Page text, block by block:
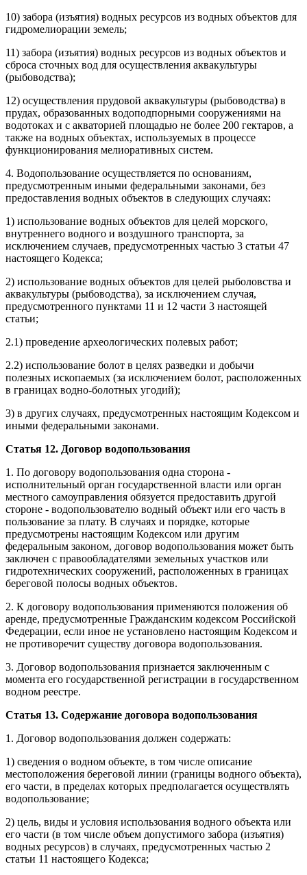
10) забора (изъятия) водных ресурсов из водных объектов для
гидромелиорации земель;
11) забора (изъятия) водных ресурсов из водных объектов и
сброса сточных вод для осуществления аквакультуры
(рыбоводства);
12) осуществления прудовой аквакультуры (рыбоводства) в
прудах, образованных водоподпорными сооружениями на
водотоках и с акваторией площадью не более 200 гектаров, а
также на водных объектах, используемых в процессе
функционирования мелиоративных систем.
4. Водопользование осуществляется по основаниям,
предусмотренным иными федеральными законами, без
предоставления водных объектов в следующих случаях:
1) использование водных объектов для целей морского,
внутреннего водного и воздушного транспорта, за
исключением случаев, предусмотренных частью 3 статьи 47
настоящего Кодекса;
2) использование водных объектов для целей рыболовства и
аквакультуры (рыбоводства), за исключением случая,
предусмотренного пунктами 11 и 12 части 3 настоящей
статьи;
2.1) проведение археологических полевых работ;
2.2) использование болот в целях разведки и добычи
полезных ископаемых (за исключением болот, расположенных
в границах водно-болотных угодий);
3) в других случаях, предусмотренных настоящим Кодексом и
иными федеральными законами.
Статья 12. Договор водопользования
1. По договору водопользования одна сторона -
исполнительный орган государственной власти или орган
местного самоуправления обязуется предоставить другой
стороне - водопользователю водный объект или его часть в
пользование за плату. В случаях и порядке, которые
предусмотрены настоящим Кодексом или другим
федеральным законом, договор водопользования может быть
заключен с правообладателями земельных участков или
гидротехнических сооружений, расположенных в границах
береговой полосы водных объектов.
2. К договору водопользования применяются положения об
аренде, предусмотренные Гражданским кодексом Российской
Федерации, если иное не установлено настоящим Кодексом и
не противоречит существу договора водопользования.
3. Договор водопользования признается заключенным с
момента его государственной регистрации в государственном
водном реестре.
Статья 13. Содержание договора водопользования
1. Договор водопользования должен содержать:
1) сведения о водном объекте, в том числе описание
местоположения береговой линии (границы водного объекта),
его части, в пределах которых предполагается осуществлять
водопользование;
2) цель, виды и условия использования водного объекта или
его части (в том числе объем допустимого забора (изъятия)
водных ресурсов) в случаях, предусмотренных частью 2
статьи 11 настоящего Кодекса;